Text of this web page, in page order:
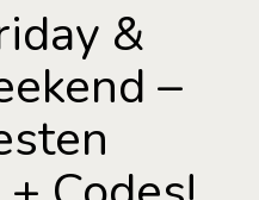
&
–